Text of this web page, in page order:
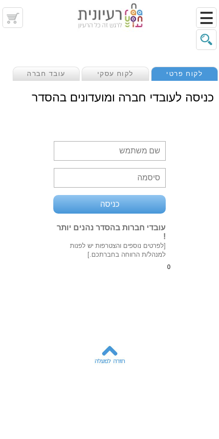
לקוח פרטי לקוח עסקי עובד חברה
כניסה לעובדי חברה ומועדונים בהסדר
עובדי חברות בהסדר נהנים יותר
!
[לפרטים נוספים והצטרפות יש לפנות
למנהל/ת הרווחה בחברתכם.]
0